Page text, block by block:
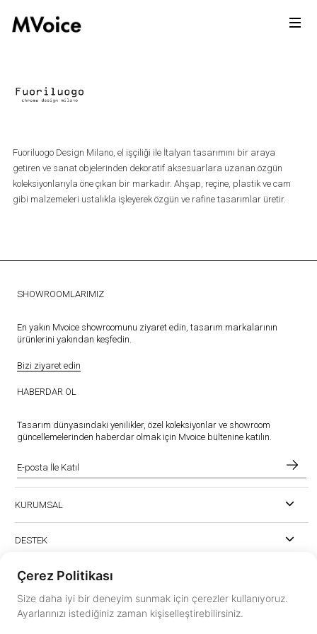
Fuoriluogo Design Milano, el işçiliği ile İtalyan tasarımını bir araya
getiren ve sanat objelerinden dekoratif aksesuarlara uzanan özgün
koleksiyonlarıyla öne çıkan bir markadır. Ahşap, reçine, plastik ve cam
gibi malzemeleri ustalıkla işleyerek özgün ve rafine tasarımlar üretir.
SHOWROOMLARIMIZ
En yakın Mvoice showroomunu ziyaret edin, tasarım markalarının
ürünlerini yakından keşfedin.
Bizi ziyaret edin
HABERDAR OL
Tasarım dünyasındaki yenilikler, özel koleksiyonlar ve showroom
güncellemelerinden haberdar olmak için Mvoice bültenine katılın.
KURUMSAL
DESTEK
Çerez Politikası
Size daha iyi bir deneyim sunmak için çerezler kullanıyoruz.
Ayarlarınızı istediğiniz zaman kişiselleştirebilirsiniz.